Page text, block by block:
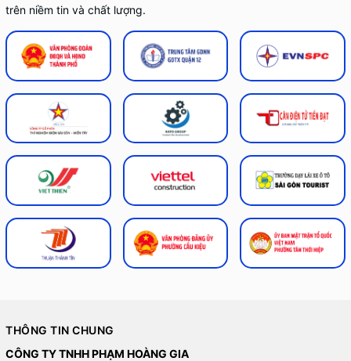
trên niềm tin và chất lượng.
THÔNG TIN CHUNG
CÔNG TY TNHH PHẠM HOÀNG GIA